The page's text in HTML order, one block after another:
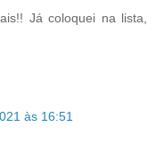
Já coloquei na lista,
às 16:51